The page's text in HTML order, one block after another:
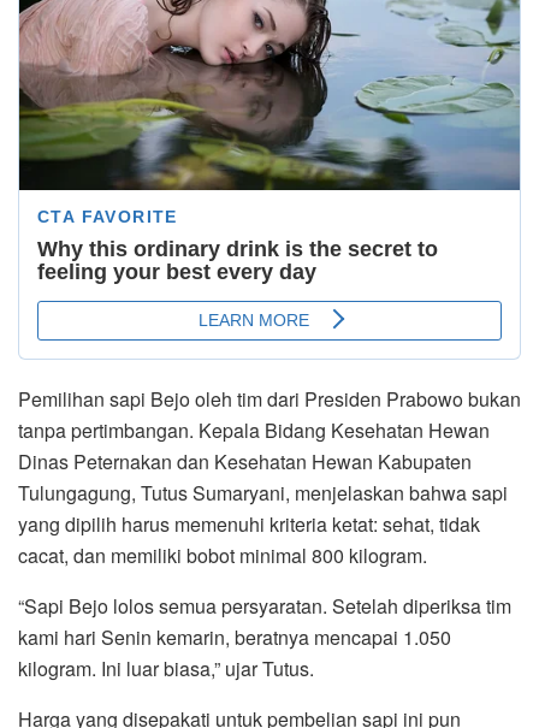
Pemilihan sapi Bejo oleh tim dari Presiden Prabowo bukan
tanpa pertimbangan. Kepala Bidang Kesehatan Hewan
Dinas Peternakan dan Kesehatan Hewan Kabupaten
Tulungagung, Tutus Sumaryani, menjelaskan bahwa sapi
yang dipilih harus memenuhi kriteria ketat: sehat, tidak
cacat, dan memiliki bobot minimal 800 kilogram.
“Sapi Bejo lolos semua persyaratan. Setelah diperiksa tim
kami hari Senin kemarin, beratnya mencapai 1.050
kilogram. Ini luar biasa,” ujar Tutus.
Harga yang disepakati untuk pembelian sapi ini pun